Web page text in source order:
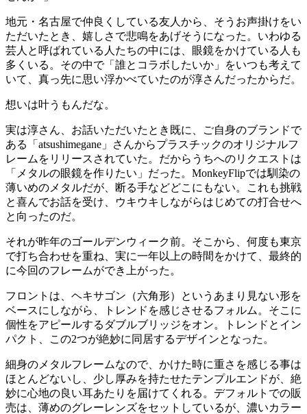
地元・名古屋で仲良くしている友人から、そうお声掛けをい
ただいたとき、嬉しさで悲鳴をあげそうになった。いわゆる
芸人と呼ばれている人たちの中には、眼鏡をかけている人も
多くいる。その中で「誰とコラボしたいか」をいつも考えて
いて、真っ先に思い浮かべていたのが淳さんだったからだ。
想いは叶うもんだな。
実は淳さん、お話いただいたとき既に、ご自身のブランドで
ある「atsushimegane」さんからプラスチックのオリジナルフ
レームをリリースされていた。だからうちへのリクエストは
「メタルの眼鏡を作りたい」だった。MonkeyFlipでは馴染の
薄いめのメタルだが、断る手などどこにもない。これも挑戦
と喜んでお話を受け、ウキウキしながらはじめての打合せへ
と向ったのだ。
それが昨年のゴールデンウィーク前。そこから、何度も東京
で打ち合わせを重ね、実に一年以上の時間をかけて、最終的
に今回のフレームができ上がった。
フロントは、ヘキサゴン（六角形）というあまり見ない形を
ベースにしながら、トレンドを感じさせるフォルム。そこに
個性をアピールするダブルブリッジをオン。トレンドとイン
パクト、この2つが絶妙に同居するデザインとなった。
細身のメタルフレームなので、かけた時に重さを感じる事は
ほとんどないし、少し厚みを持たせたテンプルエンドが、絶
妙に心地の良い耳あたりを届けてくれる。デフォルトでの販
売は、薄めのグレーレンズをセットしているが、濃いカラー